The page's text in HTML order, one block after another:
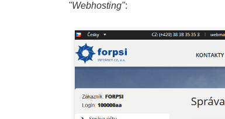
"Webhosting":